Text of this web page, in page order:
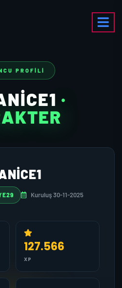
PROFILI
·
Kuruluş 30-11-2025
127.566
XP